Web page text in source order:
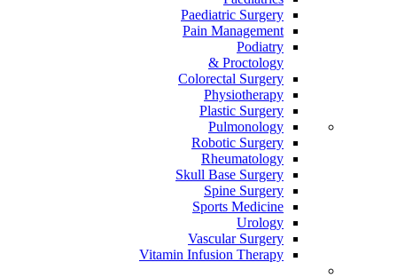
Paediatric Surgery
Pain Management
Podiatry
Proctology &
Colorectal Surgery
Physiotherapy
Plastic Surgery
Pulmonology
Robotic Surgery
Rheumatology
Skull Base Surgery
Spine Surgery
Sports Medicine
Urology
Vascular Surgery
Vitamin Infusion Therapy